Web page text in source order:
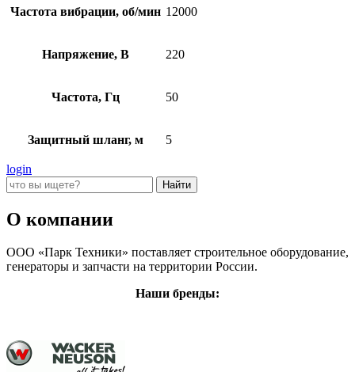
Частота вибрации, об/мин 12000
Напряжение, В 220
Частота, Гц 50
Защитный шланг, м 5
login
О компании
ООО «Парк Техники» поставляет строительное оборудование,
генераторы и запчасти на территории России.
Наши бренды: